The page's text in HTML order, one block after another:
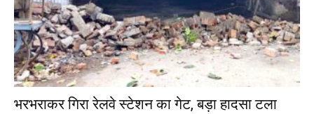
भरभराकर गिरा रेलवे स्टेशन का गेट, बड़ा हादसा टला